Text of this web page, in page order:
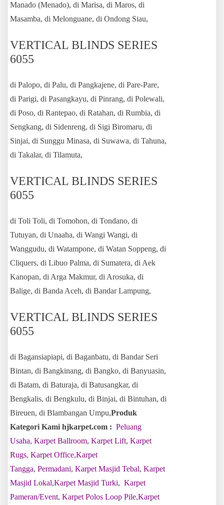
Manado (Menado), di Marisa, di Maros, di
Masamba, di Melonguane, di Ondong Siau,
VERTICAL BLINDS SERIES
6055
di Palopo, di Palu, di Pangkajene, di Pare-Pare,
di Parigi, di Pasangkayu, di Pinrang, di Polewali,
di Poso, di Rantepao, di Ratahan, di Rumbia, di
Sengkang, di Sidenreng, di Sigi Biromaru, di
Sinjai, di Sunggu Minasa, di Suwawa, di Tahuna,
di Takalar, di Tilamuta,
VERTICAL BLINDS SERIES
6055
di Toli Toli, di Tomohon, di Tondano, di
Tutuyan, di Unaaha, di Wangi Wangi, di
Wanggudu, di Watampone, di Watan Soppeng, di
Cliquers, di Libuo Palma, di Sumatera, di Aek
Kanopan, di Arga Makmur, di Arosuka, di
Balige, di Banda Aceh, di Bandar Lampung,
VERTICAL BLINDS SERIES
6055
di Bagansiapiapi, di Baganbatu, di Bandar Seri
Bintan, di Bangkinang, di Bangko, di Banyuasin,
di Batam, di Baturaja, di Batusangkar, di
Bengkalis, di Bengkulu, di Binjai, di Bintuhan, di
Bireuen, di Blambangan Umpu,Produk
Kategori Kami hjkarpet.com : Peluang
Usaha, Karpet Ballroom, Karpet Lift, Karpet
Rugs, Karpet Office,Karpet
Tangga, Permadani, Karpet Masjid Tebal, Karpet
Masjid Lokal,Karpet Masjid Turki, Karpet
Pameran/Event, Karpet Polos Loop Pile,Karpet